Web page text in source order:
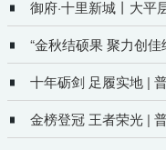
御府·十里新城丨大平